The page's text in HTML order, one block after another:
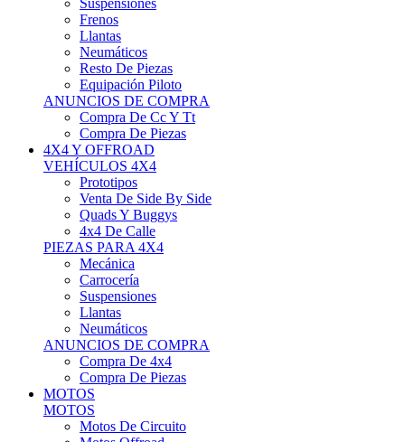
Suspensiones
Frenos
Llantas
Neumáticos
Resto De Piezas
Equipación Piloto
ANUNCIOS DE COMPRA
Compra De Cc Y Tt
Compra De Piezas
4X4 Y OFFROAD
VEHÍCULOS 4X4
Prototipos
Venta De Side By Side
Quads Y Buggys
4x4 De Calle
PIEZAS PARA 4X4
Mecánica
Carrocería
Suspensiones
Llantas
Neumáticos
ANUNCIOS DE COMPRA
Compra De 4x4
Compra De Piezas
MOTOS
MOTOS
Motos De Circuito